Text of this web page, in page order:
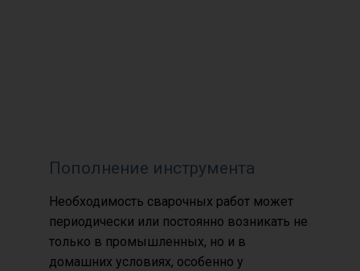
Пополнение инструмента
Необходимость сварочных работ может
периодически или постоянно возникать не
только в промышленных, но и в
домашних условиях, особенно у